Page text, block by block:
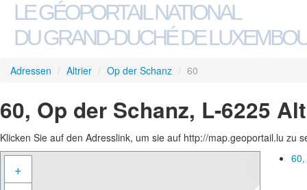
LE GÉOPORTAIL NATIONAL
DU GRAND-DUCHÉ DE
Adressen / Altrier / Op der Schanz / 60
60, Op der Schanz, L-6225
Klicken Sie auf den Adresslink, um sie auf http://map.geoportail.lu zu
+